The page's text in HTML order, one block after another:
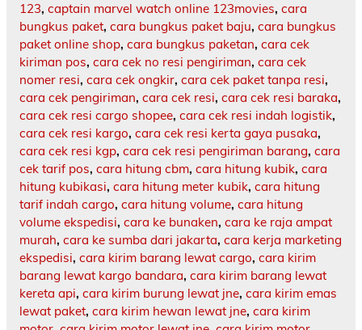
123, captain marvel watch online 123movies, cara
bungkus paket, cara bungkus paket baju, cara bungkus
paket online shop, cara bungkus paketan, cara cek
kiriman pos, cara cek no resi pengiriman, cara cek
nomer resi, cara cek ongkir, cara cek paket tanpa resi,
cara cek pengiriman, cara cek resi, cara cek resi baraka,
cara cek resi cargo shopee, cara cek resi indah logistik,
cara cek resi kargo, cara cek resi kerta gaya pusaka,
cara cek resi kgp, cara cek resi pengiriman barang, cara
cek tarif pos, cara hitung cbm, cara hitung kubik, cara
hitung kubikasi, cara hitung meter kubik, cara hitung
tarif indah cargo, cara hitung volume, cara hitung
volume ekspedisi, cara ke bunaken, cara ke raja ampat
murah, cara ke sumba dari jakarta, cara kerja marketing
ekspedisi, cara kirim barang lewat cargo, cara kirim
barang lewat kargo bandara, cara kirim barang lewat
kereta api, cara kirim burung lewat jne, cara kirim emas
lewat paket, cara kirim hewan lewat jne, cara kirim